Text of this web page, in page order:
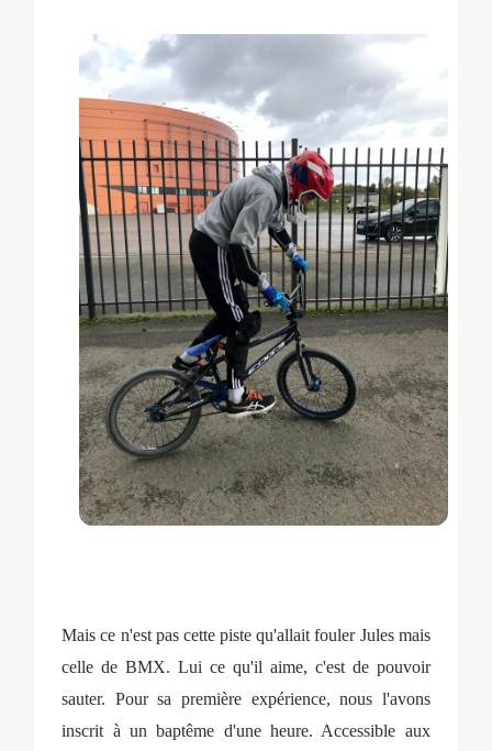
Mais ce n'est pas cette piste qu'allait fouler Jules mais
celle de BMX. Lui ce qu'il aime, c'est de pouvoir
sauter. Pour sa première expérience, nous l'avons
inscrit à un baptême d'une heure. Accessible aux